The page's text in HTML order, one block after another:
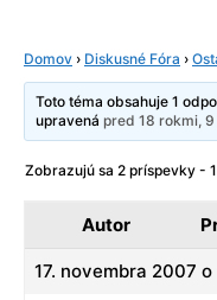
Domov › Diskusné Fóra ›
Toto téma obsahuje 1
upravenápred 18 rokmi,
Zobrazujú sa 2 príspevky -
Autor
17. novembra 2007 o